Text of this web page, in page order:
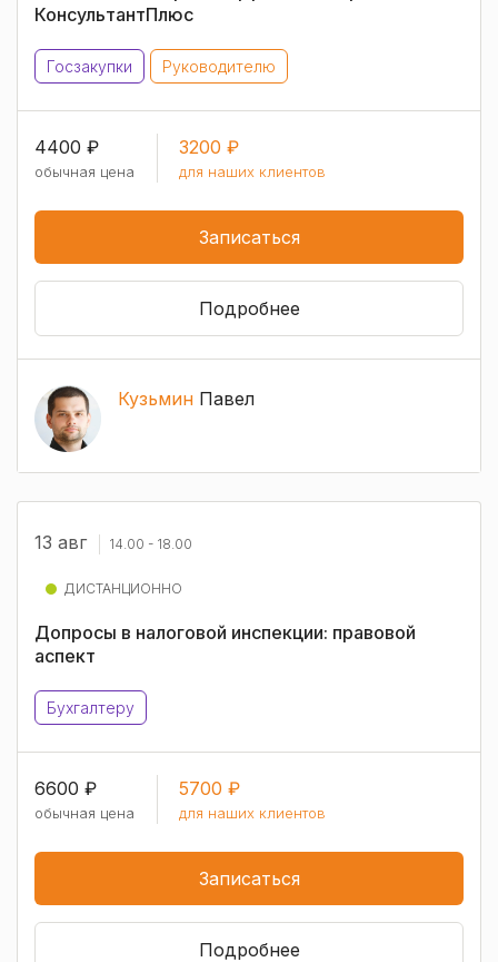
КонсультантПлюс
Госзакупки Руководителю
4400 ₽
обычная цена
3200 ₽
для наших клиентов
Записаться
Подробнее
Кузьмин Павел
13 авг 14.00 - 18.00
ДИСТАНЦИОННО
Допросы в налоговой инспекции: правовой
аспект
Бухгалтеру
6600 ₽
обычная цена
5700 ₽
для наших клиентов
Записаться
Подробнее